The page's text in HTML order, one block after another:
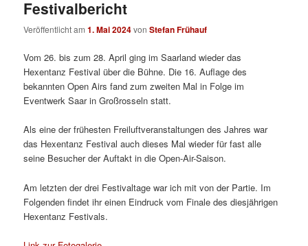
Festivalbericht
Veröffentlicht am1. Mai 2024vonStefan Frühauf
Vom 26. bis zum 28. April ging im Saarland wieder das
Hexentanz Festival über die Bühne. Die 16. Auflage des
bekannten Open Airs fand zum zweiten Mal in Folge im
Eventwerk Saar in Großrosseln statt.
Als eine der frühesten Freiluftveranstaltungen des Jahres war
das Hexentanz Festival auch dieses Mal wieder für fast alle
seine Besucher der Auftakt in die Open-Air-Saison.
Am letzten der drei Festivaltage war ich mit von der Partie. Im
Folgenden findet ihr einen Eindruck vom Finale des diesjährigen
Hexentanz Festivals.